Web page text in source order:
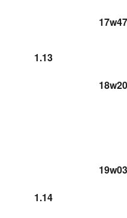
1.13
1.14